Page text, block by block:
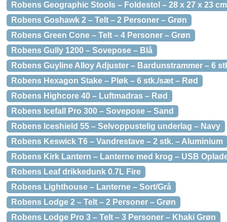
Robens Geographic Stools – Foldestol – 28 x 27 x 23
Robens Goshawk 2 – Telt – 2 Personer – Grøn
Robens Green Cone – Telt – 4 Personer – Grøn
Robens Gully 1200 – Sovepose – Blå
Robens Guyline Alloy Adjuster – Bardunstrammer – 6
Robens Hexagon Stake – Pløk – 6 stk./sæt – Rød
Robens Highcore 40 – Luftmadras – Rød
Robens Icefall Pro 300 – Sovepose – Sand
Robens Iceshield 55 – Selvoppustelig underlag – Navy
Robens Keswick T6 – Vandrestave – 2 stk. – Aluminium
Robens Kirk Lantern – Lanterne med krog – USB
Robens Leaf drikkedunk 0.7L Fire
Robens Lighthouse – Lanterne – Sort/Grå
Robens Lodge 2 – Telt – 2 Personer – Grøn
Robens Lodge Pro 3 – Telt – 3 Personer – Khaki Grøn